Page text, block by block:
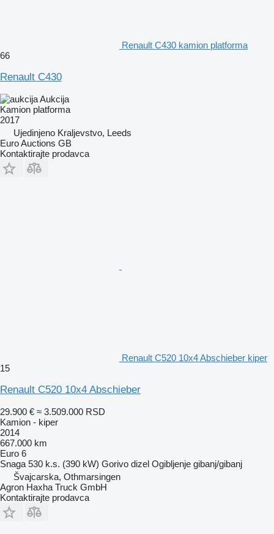
Renault C430 kamion platforma
66
Renault C430
Aukcija
Kamion platforma
2017
Ujedinjeno Kraljevstvo, Leeds
Euro Auctions GB
Kontaktirajte prodavca
Renault C520 10x4 Abschieber kiper
15
Renault C520 10x4 Abschieber
29.900 € ≈ 3.509.000 RSD
Kamion - kiper
2014
667.000 km
Euro 6
Snaga 530 k.s. (390 kW) Gorivo dizel Ogibljenje gibanj/gibanj
Švајcarska, Othmarsingen
Agron Haxha Truck GmbH
Kontaktirajte prodavca